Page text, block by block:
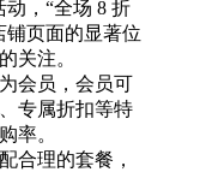
动，“全场 8 折
铺页面的显著位
关注。
会员，会员可
专属折扣等特
率。
合理的套餐，